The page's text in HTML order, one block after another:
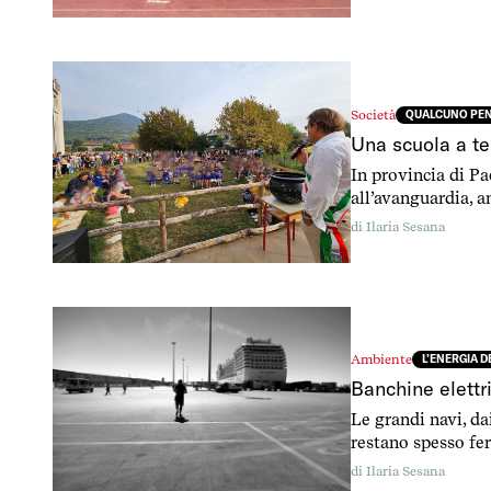
Società QUALCUNO
Una scuola a
In provincia di
all’avanguardia,
l’Italia destina
di Ilaria Sesana
Ambiente L’ENERGIA
Banchine
Le grandi navi,
restano spesso
ironing”,
di Ilaria Sesana